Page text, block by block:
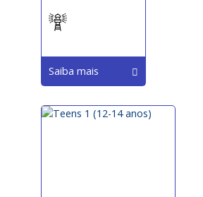
Saiba mais